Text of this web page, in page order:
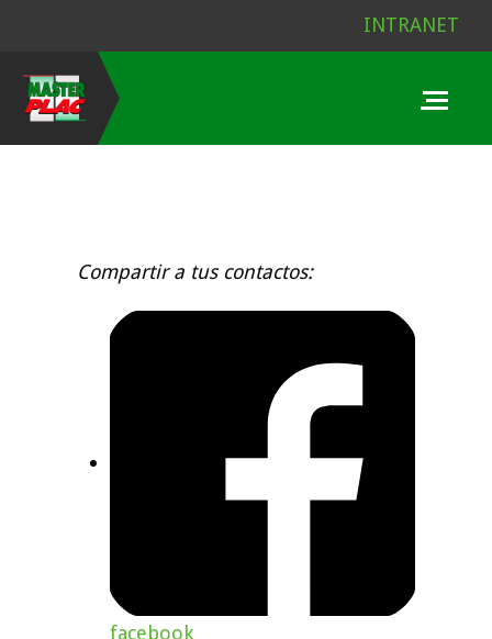
INTRANET
Compartir a tus contactos:
facebook